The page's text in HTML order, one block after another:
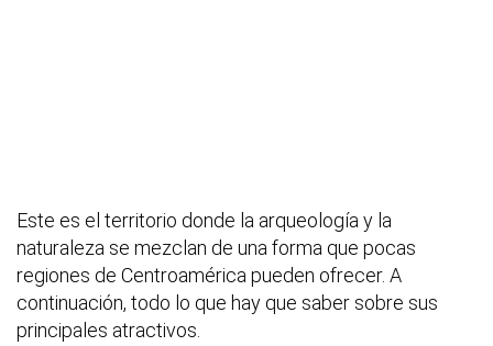
Este es el territorio donde la arqueología y la
naturaleza se mezclan de una forma que pocas
regiones de Centroamérica pueden ofrecer. A
continuación, todo lo que hay que saber sobre sus
principales atractivos.